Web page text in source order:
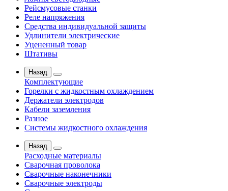
Рейсмусовые станки
Реле напряжения
Средства индивидуальной защиты
Удлинители электрические
Уцененный товар
Штативы
Назад
Комплектующие
Горелки с жидкостным охлаждением
Держатели электродов
Кабели заземления
Разное
Системы жидкостного охлаждения
Назад
Расходные материалы
Сварочная проволока
Сварочные наконечники
Сварочные электроды